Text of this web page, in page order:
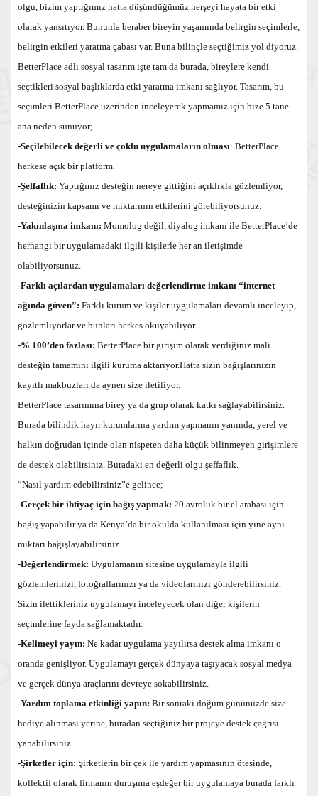
olgu, bizim yaptığımız hatta düşündüğümüz herşeyi hayata bir etki
olarak yansıtıyor. Bununla beraber bireyin yaşamında belirgin seçimlerle,
belirgin etkileri yaratma çabası var. Buna bilinçle seçtiğimiz yol diyoruz.
BetterPlace adlı sosyal tasarım işte tam da burada, bireylere kendi
seçtikleri sosyal başlıklarda etki yaratma imkanı sağlıyor. Tasarım, bu
seçimleri BetterPlace üzerinden inceleyerek yapmamız için bize 5 tane
ana neden sunuyor;
-Seçilebilecek değerli ve çoklu uygulamaların olması: BetterPlace
herkese açık bir platform.
-Şeffaflık: Yaptığınız desteğin nereye gittiğini açıklıkla gözlemliyor,
desteğinizin kapsamı ve miktarının etkilerini görebiliyorsunuz.
-Yakınlaşma imkanı: Momolog değil, diyalog imkanı ile BetterPlace’de
herhangi bir uygulamadaki ilgili kişilerle her an iletişimde
olabiliyorsunuz.
-Farklı açılardan uygulamaları değerlendirme imkanı “internet
ağında güven”: Farklı kurum ve kişiler uygulamaları devamlı inceleyip,
gözlemliyorlar ve bunları herkes okuyabiliyor.
-% 100’den fazlası: BetterPlace bir girişim olarak verdiğiniz mali
desteğin tamamını ilgili kuruma aktarıyor.Hatta sizin bağışlarınızın
kayıtlı makbuzları da aynen size iletiliyor.
BetterPlace tasarımına birey ya da grup olarak katkı sağlayabilirsiniz.
Burada bilindik hayır kurumlarına yardım yapmanın yanında, yerel ve
halkın doğrudan içinde olan nispeten daha küçük bilinmeyen girişimlere
de destek olabilirsiniz. Buradaki en değerli olgu şeffaflık.
“Nasıl yardım edebilirsiniz”e gelince;
-Gerçek bir ihtiyaç için bağış yapmak: 20 avroluk bir el arabası için
bağış yapabilir ya da Kenya’da bir okulda kullanılması için yine aynı
miktarı bağışlayabilirsiniz.
-Değerlendirmek: Uygulamanın sitesine uygulamayla ilgili
gözlemlerinizi, fotoğraflarınızı ya da videolarınızı gönderebilirsiniz.
Sizin ilettikleriniz uygulamayı inceleyecek olan diğer kişilerin
seçimlerine fayda sağlamaktadır.
-Kelimeyi yayın: Ne kadar uygulama yayılırsa destek alma imkanı o
oranda genişliyor. Uygulamayı gerçek dünyaya taşıyacak sosyal medya
ve gerçek dünya araçlarını devreye sokabilirsiniz.
-Yardım toplama etkinliği yapın: Bir sonraki doğum gününüzde size
hediye alınması yerine, buradan seçtiğiniz bir projeye destek çağrısı
yapabilirsiniz.
-Şirketler için: Şirketlerin bir çek ile yardım yapmasının ötesinde,
kollektif olarak firmanın duruşuna eşdeğer bir uygulamaya burada farklı